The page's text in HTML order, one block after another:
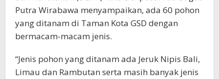
Putra Wirabawa menyampaikan, ada 60 pohon
yang ditanam di Taman Kota GSD dengan
bermacam-macam jenis.
“Jenis pohon yang ditanam ada Jeruk Nipis Bali,
Limau dan Rambutan serta masih banyak jenis